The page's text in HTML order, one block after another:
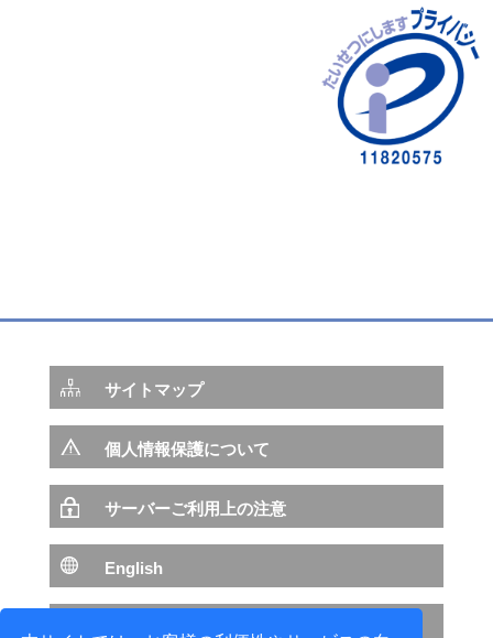
サイトマップ
個人情報保護について
サーバーご利用上の注意
English